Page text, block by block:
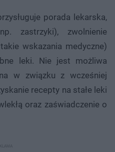
porada lekarska,
zastrzyki), zwolnienie
wskazania medyczne)
leki. Nie jest możliwa
w związku z wcześniej
recepty na stałe leki
oraz zaświadczenie o